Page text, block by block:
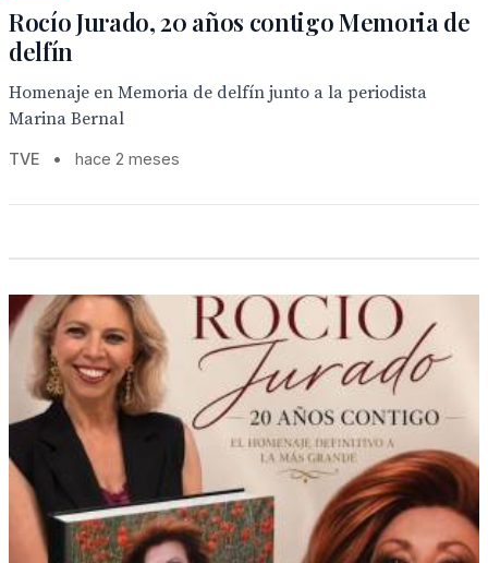
Rocío Jurado, 20 años contigo Memoria de
delfín
Homenaje en Memoria de delfín junto a la periodista
Marina Bernal
TVE • hace 2 meses